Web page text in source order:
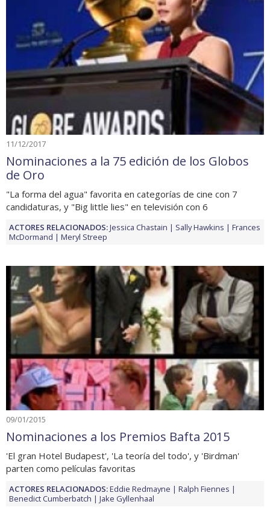
11/12/2017
Nominaciones a la 75 edición de los Globos
de Oro
"La forma del agua" favorita en categorías de cine con 7
candidaturas, y "Big little lies" en televisión con 6
ACTORES RELACIONADOS:Jessica Chastain Sally Hawkins
Frances
McDormand
Meryl Streep
09/01/2015
Nominaciones a los Premios Bafta 2015
'El gran Hotel Budapest', 'La teoría del todo', y 'Birdman'
parten como películas favoritas
ACTORES RELACIONADOS:Eddie Redmayne
Ralph Fiennes
Benedict Cumberbatch
Jake Gyllenhaal